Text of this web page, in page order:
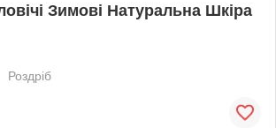
Зимові Натуральна Шкіра
Роздріб